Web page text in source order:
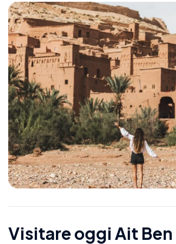
Visitare oggi Ait